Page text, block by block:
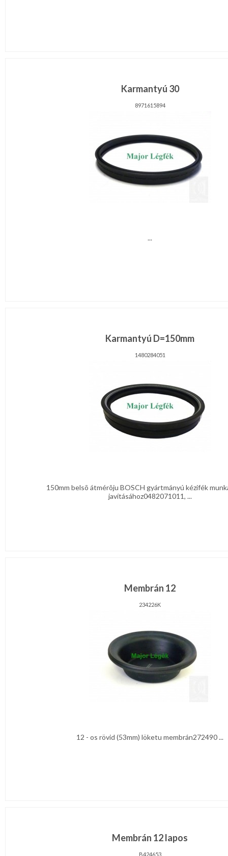
Karmantyú 30
8971615894
...
Karmantyú D=150mm
1480284051
150mm belsõ átmérõju BOSCH gyártmányú kézifék
javításához0482071011, ...
Membrán 12
234226K
12 - os rövid (53mm) löketu membrán272490 ...
Membrán 12 lapos
B424653